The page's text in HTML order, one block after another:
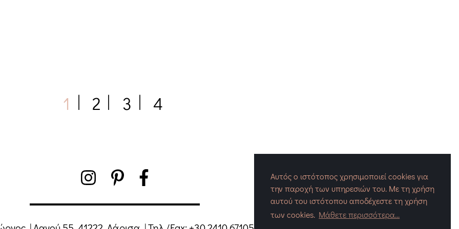
Αυτός ο ιστότοπος χρησιμοποιεί cookies για
την παροχή των υπηρεσιών του. Με τη χρήση
αυτού του ιστότοπου αποδέχεστε τη χρήση
των cookies. Μάθετε περισσότερα...
1 2 3 4